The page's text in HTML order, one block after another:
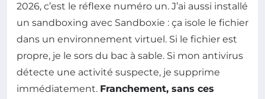
2026, c’est le réflexe numéro un. J’ai aussi installé
un sandboxing avec Sandboxie : ça isole le fichier
dans un environnement virtuel. Si le fichier est
propre, je le sors du bac à sable. Si mon antivirus
détecte une activité suspecte, je supprime
immédiatement. Franchement, sans ces